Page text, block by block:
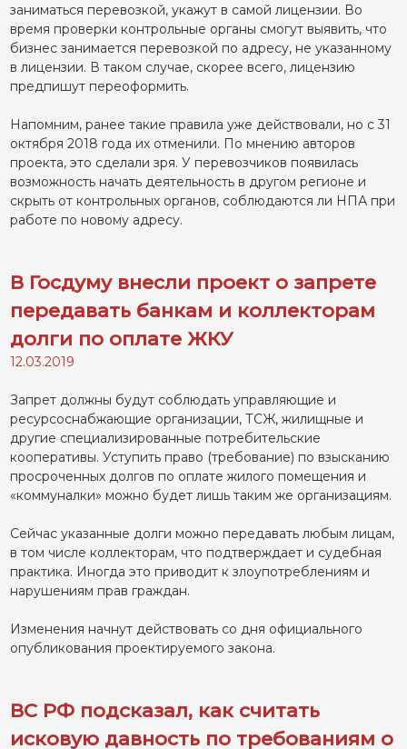
заниматься перевозкой, укажут в самой лицензии. Во
время проверки контрольные органы смогут выявить, что
бизнес занимается перевозкой по адресу, не указанному
в лицензии. В таком случае, скорее всего, лицензию
предпишут переоформить.
Напомним, ранее такие правила уже действовали, но с 31
октября 2018 года их отменили. По мнению авторов
проекта, это сделали зря. У перевозчиков появилась
возможность начать деятельность в другом регионе и
скрыть от контрольных органов, соблюдаются ли НПА при
работе по новому адресу.
В Госдуму внесли проект о запрете
передавать банкам и коллекторам
долги по оплате ЖКУ
12.03.2019
Запрет должны будут соблюдать управляющие и
ресурсоснабжающие организации, ТСЖ, жилищные и
другие специализированные потребительские
кооперативы. Уступить право (требование) по взысканию
просроченных долгов по оплате жилого помещения и
«коммуналки» можно будет лишь таким же организациям.
Сейчас указанные долги можно передавать любым лицам,
в том числе коллекторам, что подтверждает и судебная
практика. Иногда это приводит к злоупотреблениям и
нарушениям прав граждан.
Изменения начнут действовать со дня официального
опубликования проектируемого закона.
ВС РФ подсказал, как считать
исковую давность по требованиям о